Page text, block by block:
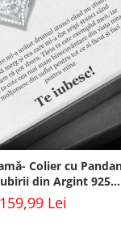
Colier cu
din Argint 925
Cutie Elegantă și
Lei